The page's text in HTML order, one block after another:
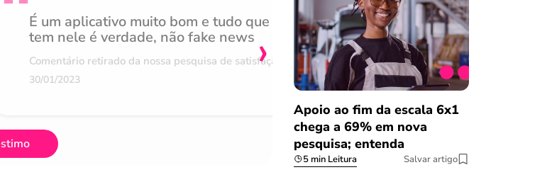
É um aplicativo muito bom e tudo que
tem nele é verdade, não fake news
Comentário retirado da nossa pesquisa de satisfação
30/01/2023
Achei muito rápido,
burocracia
Comentário retirado da nossa
08/03/2023
›
Apoio ao fim da escala 6x1
chega a 69% em nova
pesquisa; entenda
5 min Leitura Salvar artigo